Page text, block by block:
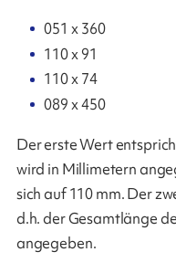
051 x 360
110 x 91
110 x 74
089 x 450
Der erste Wert
wird in Millimetern
sich auf 110 mm. Der
d.h. der Gesamtlänge
angegeben.